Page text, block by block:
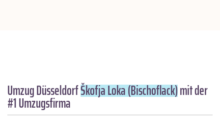
Umzug DüsseldorfŠkofja Loka (Bischoflack)mit der
#1 Umzugsfirma